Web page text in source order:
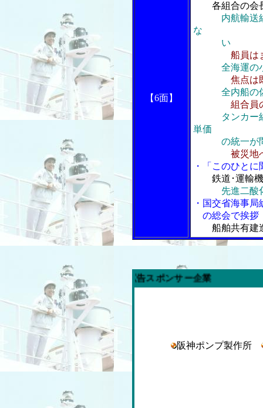
【6面】
各組合の会
内航輸送
な
い
船員は
全海運の小
焦点は
全内船の佐
組合員
タンカー組
単価
の統一が
被災地
・「このひとに
鉄道･運輸
先進二酸
・国交省海事
の総会で挨拶
船舶共有建
阪神ポンプ製作所